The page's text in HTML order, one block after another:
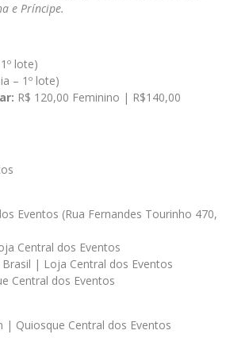
e Príncipe.
lote)
– 1º lote)
R$ 120,00 Feminino | R$140,00
Eventos (Rua Fernandes Tourinho 470,
Central dos Eventos
Brasil | Loja Central dos Eventos
Central dos Eventos
| Quiosque Central dos Eventos